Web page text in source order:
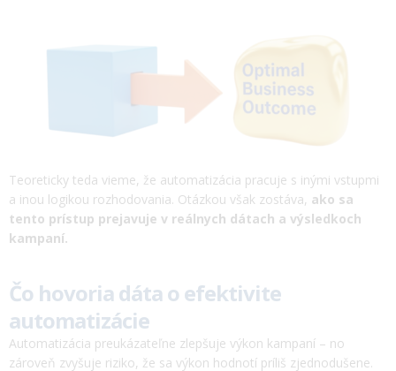
Teoreticky teda vieme, že automatizácia pracuje s inými vstupmi
a inou logikou rozhodovania. Otázkou však zostáva, ako sa
tento prístup prejavuje v reálnych dátach a výsledkoch
kampaní.
Čo hovoria dáta o efektivite
automatizácie
Automatizácia preukázateľne zlepšuje výkon kampaní – no
zároveň zvyšuje riziko, že sa výkon hodnotí príliš zjednodušene.